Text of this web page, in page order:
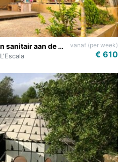
Glamping Lodge met eigen sanitair aan de Costa Brava
L'Escala
vanaf (per week)
€ 610